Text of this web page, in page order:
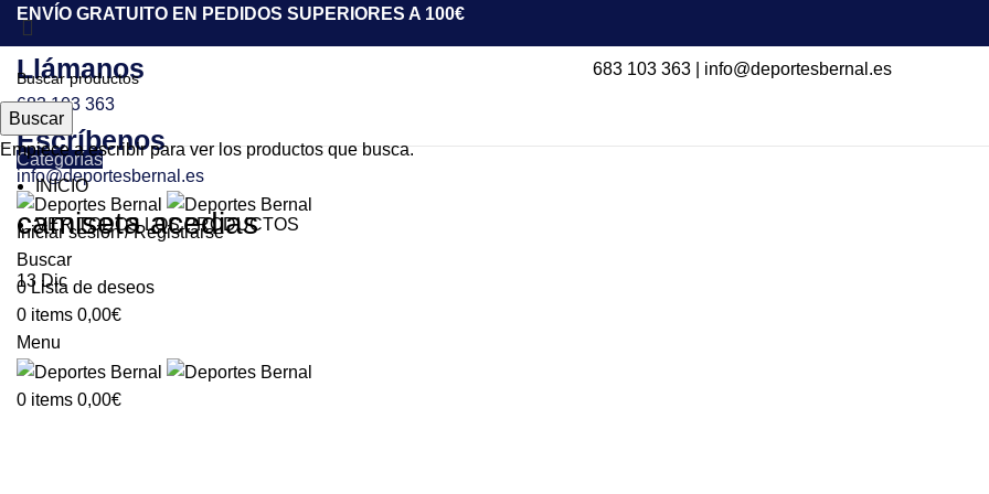
ENVÍO GRATUITO EN PEDIDOS SUPERIORES A 100€
683 103 363| info@deportesbernal.es
Llámanos
683 103 363
Escríbenos
info@deportesbernal.es
Iniciar sesión / Registrarse
Buscar
0Lista de deseos
0 items 0,00€
Menu
0 items 0,00€
Categorías
INICIO
VER TODOS LOS PRODUCTOS
camiseta acedias
13 Dic
Buscar
Empiece a escribir para ver los productos que busca.